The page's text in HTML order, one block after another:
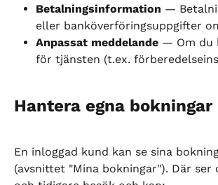
Betalningsinformation —
eller banköverföringsuppgifter
Anpassat meddelande — Om du
för tjänsten (t.ex.
Hantera egna bokningar
En inloggad kund kan se sina
(avsnittet "Mina bokningar"). Där ser